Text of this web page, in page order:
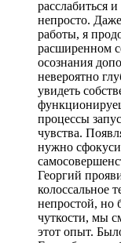
расслабиться
непросто.
работы, я
расширенном
осознания
невероятно
увидеть
процессы
чувства.
нужно
Георгий
колоссальное
непростой, но
чуткости, мы
этот опыт.